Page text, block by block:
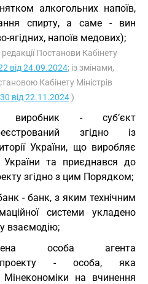
алкогольних напоїв,
спирту, а саме - вин
ягідних, напоїв медових);
Постанови Кабінету
від 24.09.2024; із змінами,
Кабінету Міністрів
від 22.11.2024)
виробник - суб’єкт
згідно із
України, що виробляє
України та приєднався до
згідно з цим Порядком;
- банк, з яким технічним
системи укладено
взаємодію;
особа агента
проекту - особа, яка
на вчинення